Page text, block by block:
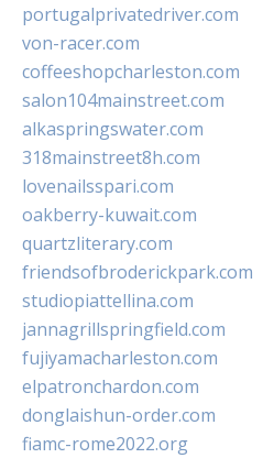
portugalprivatedriver.com
von-racer.com
coffeeshopcharleston.com
salon104mainstreet.com
alkaspringswater.com
318mainstreet8h.com
lovenailsspari.com
oakberry-kuwait.com
quartzliterary.com
friendsofbroderickpark.com
studiopiattellina.com
jannagrillspringfield.com
fujiyamacharleston.com
elpatronchardon.com
donglaishun-order.com
fiamc-rome2022.org